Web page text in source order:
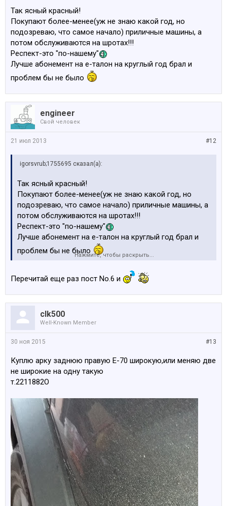
Так ясный красный!
Покупают более-менее(уж не знаю какой год, но
подозреваю, что самое начало) приличные машины, а
потом обслуживаются на шротах!!!
Респект-это "по-нашему"
Лучше абонемент на е-талон на круглый год брал и
проблем бы не было
engineer
Свой человек
#12
21 июл 2013
igorsvrub;1755695 сказал(а):
Так ясный красный!
Покупают более-менее(уж не знаю какой год, но
подозреваю, что самое начало) приличные машины, а
потом обслуживаются на шротах!!!
Респект-это "по-нашему"
Лучше абонемент на е-талон на круглый год брал и
проблем бы не былоНажмите, чтобы раскрыть...
Перечитай еще раз пост Nо.6 и
clk500
Well-Known Member
#13
30 ноя 2015
Куплю арку заднюю правую Е-70 широкую,или меняю две
не широкие на одну такую
т.2211882О